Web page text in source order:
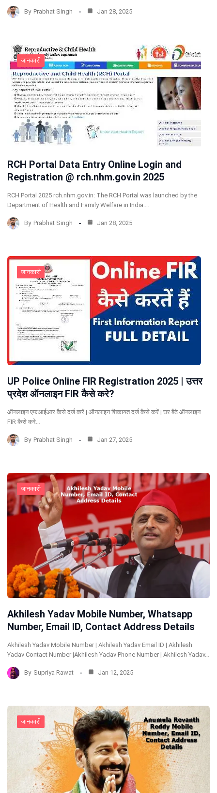
By Prabhat Singh Jan 28, 2025
जानकारी
RCH Portal Data Entry Online Login and
Registration @ rch.nhm.gov.in 2025
RCH Portal 2025 rch.nhm.gov.in: The RCH Portal was launched by the
Department of Health and Family Welfare in India.…
By Prabhat Singh Jan 28, 2025
जानकारी
UP Police Online FIR Registration 2025 | उत्तर
प्रदेश ऑनलाइन FIR कैसे करे?
ऑनलाइन एफआईआर कैसे दर्ज करें | ऑनलाइन शिकायत दर्ज कैसे करें | घर बैठे ऑनलाइन
FIR कैसे करे…
By Prabhat Singh Jan 27, 2025
जानकारी
Akhilesh Yadav Mobile Number, Whatsapp
Number, Email ID, Contact Address Details
Akhilesh Yadav Mobile Number | Akhilesh Yadav Email ID | Akhilesh
Yadav Contact Number |Akhilesh Yadav Phone Number | Akhilesh Yadav…
By Supriya Rawat Jan 12, 2025
जानकारी